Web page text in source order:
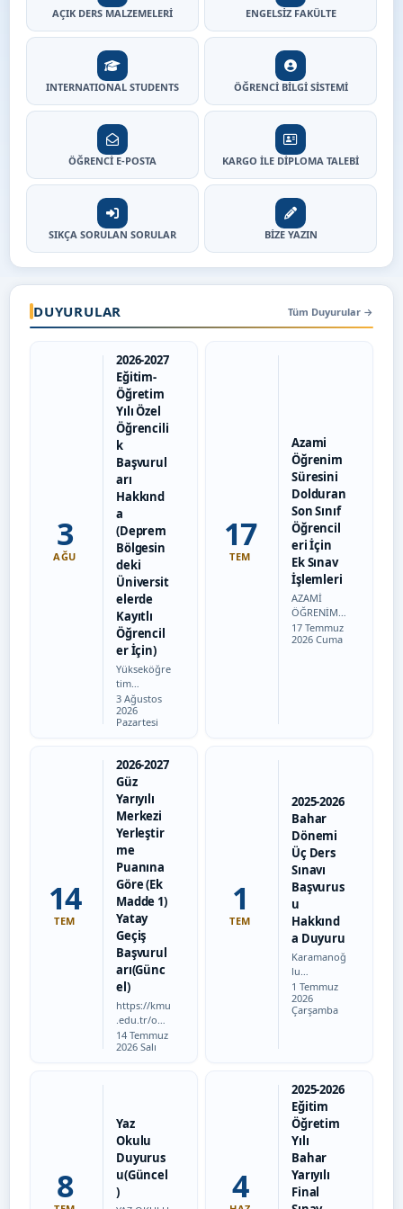
AÇIK DERS MALZEMELERİ ENGELSİZ FAKÜLTE
INTERNATIONAL STUDENTS ÖĞRENCİ BİLGİ SİSTEMİ
ÖĞRENCİ E-POSTA KARGO İLE DİPLOMA TALEBİ
SIKÇA SORULAN SORULAR BİZE YAZIN
DUYURULAR Tüm Duyurular →
3
AĞU
2026-2027
Eğitim-
Öğretim
Yılı Özel
Öğrencili
k
Başvurul
arı
Hakkınd
a
(Deprem
Bölgesin
deki
Üniversit
elerde
Kayıtlı
Öğrencil
er İçin)
Yükseköğre
tim
Yürütme
Kurulunun
17.07.2026
da alınan
karar
uyarınca;
06 Şubat
2023
tarihinde
meydana
gelen
Kahraman
maraş…
Tarih:
3 Ağustos
2026
Pazartesi
17
TEM
Azami
Öğrenim
Süresini
Dolduran
Son Sınıf
Öğrencil
eri İçin
Ek Sınav
İşlemleri
AZAMİ
ÖĞRENİM
SÜRESİNİ
DOLDURAN
mizde
kayıtlı…
Tarih:
17 Temmuz
2026 Cuma
14
TEM
2026-2027
Güz
Yarıyılı
Merkezi
Yerleştir
me
Puanına
Göre (Ek
Madde 1)
Yatay
Geçiş
Başvurul
arı(Günc
el)
https://kmu
.edu.tr/ogri
s/duyuru/4
8578/20262
-puanina-
gore--
%28ek-
madde-
1%29-
yatay-
Tarih:
14 Temmuz
2026 Salı
1
TEM
2025-2026
Bahar
Dönemi
Üç Ders
Sınavı
Başvurus
u
Hakkınd
a Duyuru
Karamanoğ
lu
Mehmetbe
y
Üniversitesi
Bahar
Dönemi Üç
Ders
Sınavları
Uygulama
Esasları
Karamanoğ
lu…
Tarih:
1 Temmuz
2026
Çarşamba
8
Yaz
Okulu
Duyurus
u(Güncel
)
4
2025-2026
Eğitim
Öğretim
Yılı
Bahar
Yarıyılı
Final